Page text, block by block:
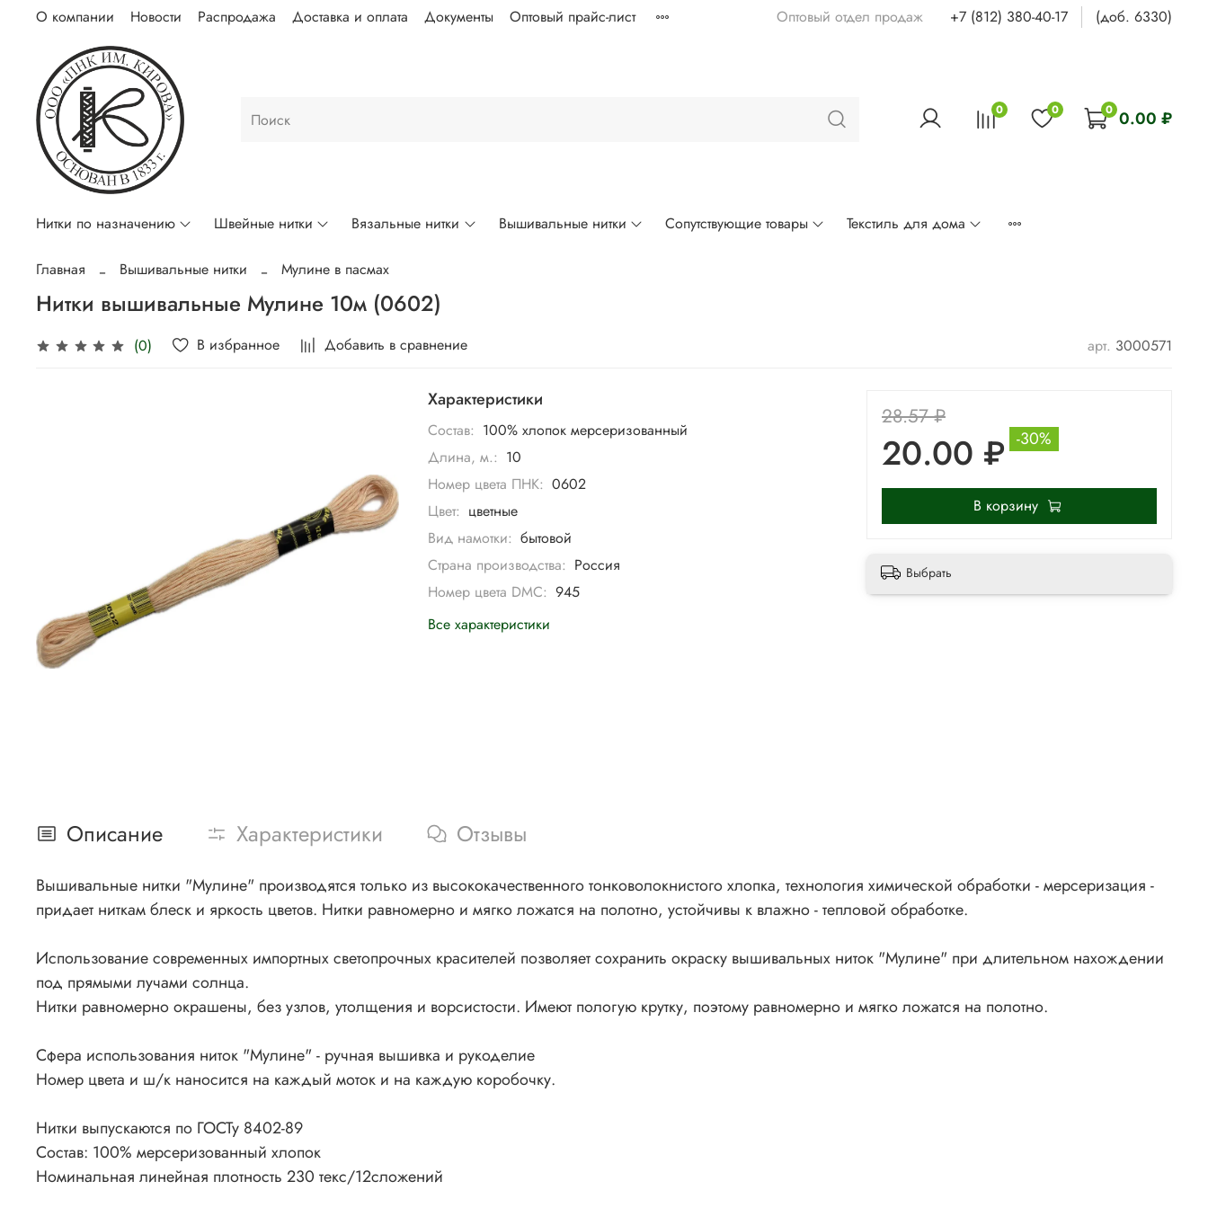
О компании Новости Распродажа Доставка и оплата Документы Оптовый прайс-лист Оптовый отдел продаж +7 (812) 380-40-17 (доб. 6330)
0 0 0 0.00 ₽
Нитки по назначению Швейные нитки Вязальные нитки Вышивальные нитки Сопутствующие товары Текстиль для дома
Главная Вышивальные нитки Мулине в пасмах
Нитки вышивальные Мулине 10м (0602)
(0) В избранное Добавить в сравнение арт. 3000571
Характеристики
Состав: 100% хлопок мерсеризованный
Длина, м.: 10
Номер цвета ПНК: 0602
Цвет: цветные
Вид намотки: бытовой
Страна производства: Россия
Номер цвета DMC: 945
Все характеристики
28.57 ₽
20.00 ₽ -30%
В корзину
Выбрать
Описание Характеристики Отзывы
Вышивальные нитки "Мулине" производятся только из высококачественного тонковолокнистого хлопка, технология химической обработки - мерсеризация -
придает ниткам блеск и яркость цветов. Нитки равномерно и мягко ложатся на полотно, устойчивы к влажно - тепловой обработке.
Использование современных импортных светопрочных красителей позволяет сохранить окраску вышивальных ниток "Мулине" при длительном нахождении
под прямыми лучами солнца.
Нитки равномерно окрашены, без узлов, утолщения и ворсистости. Имеют пологую крутку, поэтому равномерно и мягко ложатся на полотно.
Сфера использования ниток "Мулине" - ручная вышивка и рукоделие
Номер цвета и ш/к наносится на каждый моток и на каждую коробочку.
Нитки выпускаются по ГОСТу 8402-89
Состав: 100% мерсеризованный хлопок
Номинальная линейная плотность 230 текс/12сложений